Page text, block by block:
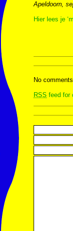
Apeldoorn,
Hier lees je
No
RSS feed for